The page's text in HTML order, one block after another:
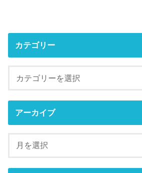
カテゴリー
アーカイブ